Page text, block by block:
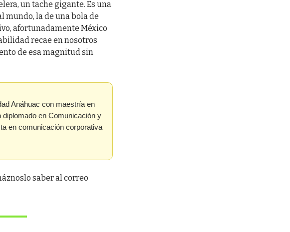
un tache gigante. Es una
mundo, la de una bola de
afortunadamente México
recae en nosotros
de esa magnitud sin
Anáhuac con maestría en
en Comunicación y
en comunicación corporativa
saber al correo